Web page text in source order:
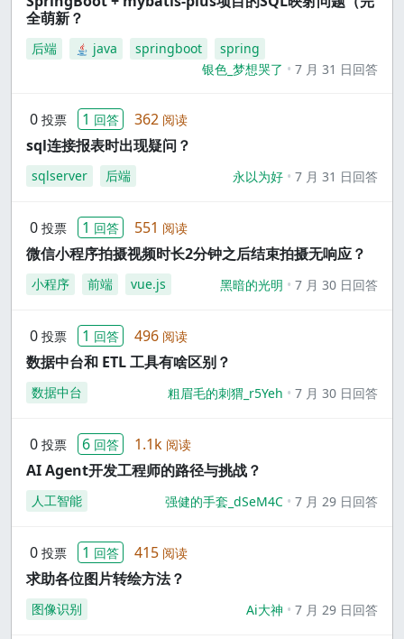
全萌新？
后端 java springboot
spring
银色_梦想哭了
7 月 31 日回答
0 投票 1 回答 362 阅读
sql连接报表时出现疑问？
sqlserver 后端 永以为好 7 月 31 日回答
0 投票 1 回答 551 阅读
微信小程序拍摄视频时长2分钟之后结束拍摄无响应？
小程序 前端 vue.js 黑暗的光明 7 月 30 日回答
0 投票 1 回答 496 阅读
数据中台和 ETL 工具有啥区别？
数据中台 粗眉毛的刺猬_r5Yeh 7 月 30 日回答
0 投票 6 回答 1.1k 阅读
AI Agent开发工程师的路径与挑战？
人工智能 强健的手套_dSeM4C 7 月 29 日回答
0 投票 1 回答 415 阅读
求助各位图片转绘方法？
图像识别 Ai大神 7 月 29 日回答